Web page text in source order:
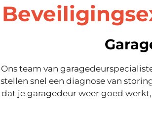
Ons team van
stellen snel een diagnose van
dat je garagedeur weer goed